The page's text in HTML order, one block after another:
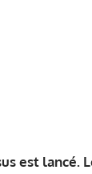
est lancé.